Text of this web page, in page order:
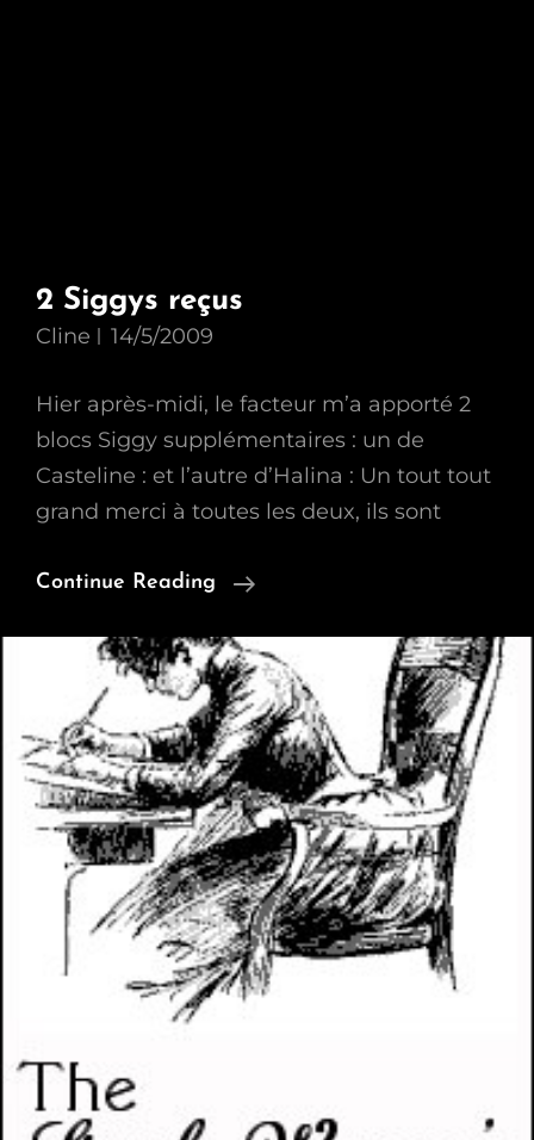
2 Siggys reçus
Cline 14/5/2009
Hier après-midi, le facteur m’a apporté 2
blocs Siggy supplémentaires : un de
Casteline : et l’autre d’Halina : Un tout tout
grand merci à toutes les deux, ils sont
Continue Reading
2
Reçus